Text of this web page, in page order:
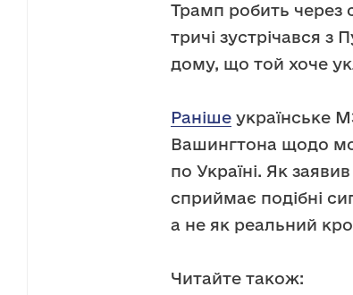
Трамп робить через
тричі зустрічався з
дому, що той хоче
Раніше українське
Вашингтона щодо
по Україні. Як
сприймає подібні
а не як реальний
Читайте також: